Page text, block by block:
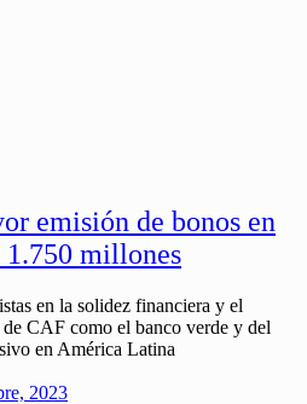
emisión de bonos en
1.750 millones
en la solidez financiera y el
CAF como el banco verde y del
en América Latina
2023